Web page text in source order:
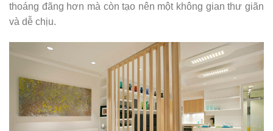
thoáng đãng hơn mà còn tạo nên một không gian thư giãn
và dễ chịu.